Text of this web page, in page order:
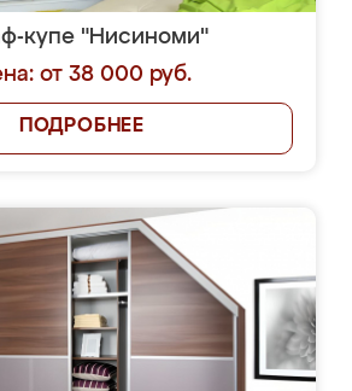
купе "Нисиноми"
от 38 000 руб.
ПОДРОБНЕЕ